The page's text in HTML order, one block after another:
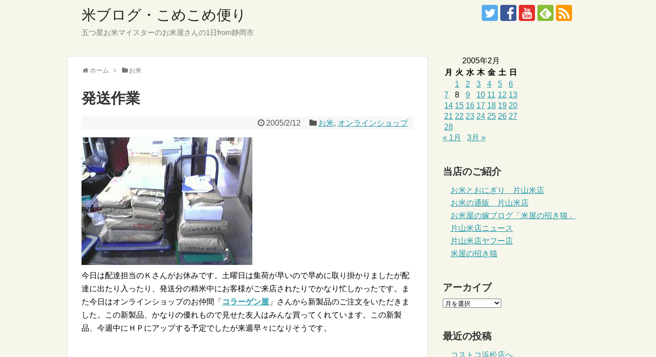
米ブログ・こめこめ便り
五つ星お米マイスターのお米屋さんの1日from静岡市
ホーム お米
発送作業
2005/2/12 お米, オンラインショップ
今日は配達担当のＫさんがお休みです。土曜日は集荷が早いので早めに取り掛かりましたが配
達に出たり入ったり、発送分の精米中にお客様がご来店されたりでかなり忙しかったです。ま
た今日はオンラインショップのお仲間「 コラーゲン屋 」さんから新製品のご注文をいただきま
した。この新製品、かなりの優れもので見せた友人はみんな買ってくれています。この新製
品、今週中にＨＰにアップする予定でしたが来週早々になりそうです。
2005年2月
月
火 水 木 金 土
日
1
2 3 4 5
6
7
8 9 10 11 12 13
14 15 16 17 18 19 20
21 22 23 24 25 26 27
28
« 1月
3月 »
当店のご紹介
お米とおにぎり 片山米店
お米の通販 片山米店
お米屋の嫁ブログ「米屋の招き猫」
片山米店ニュース
片山米店ヤフー店
米屋の招き猫
アーカイブ
最近の投稿
コストコ浜松店へ